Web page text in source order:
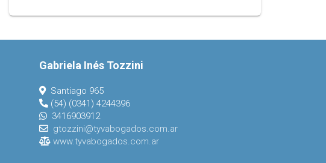
Gabriela Inés Tozzini
Santiago 965
(54) (0341) 4244396
3416903912
gtozzini@tyvabogados.com.ar
www.tyvabogados.com.ar